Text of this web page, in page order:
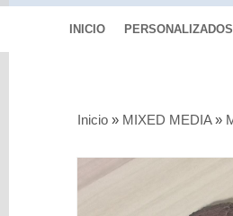
INICIO PERSONALIZADOS
MEDIA
Inicio » MIXED MEDIA»